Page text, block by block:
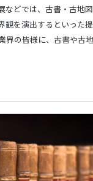
などでは、古書・古地
を演出するといった提
界の皆様に、古書や古